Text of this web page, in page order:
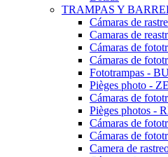
TRAMPAS Y
Cámaras de
Camaras de
Cámaras de
Cámaras de
Fototrampas -
Pièges photo -
Cámaras de
Pièges photos -
Cámaras de
Cámaras de
Camera de